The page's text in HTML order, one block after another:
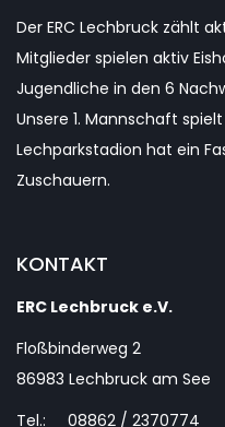
Channel
Der ERC Lechbruck zählt
Mitglieder spielen aktiv
Jugendliche in den 6
Unsere 1. Mannschaft
Lechparkstadion hat ein
Zuschauern.
KONTAKT
ERC Lechbruck e.V.
Floßbinderweg 2
86983 Lechbruck am See
Tel.: 08862 / 2370774